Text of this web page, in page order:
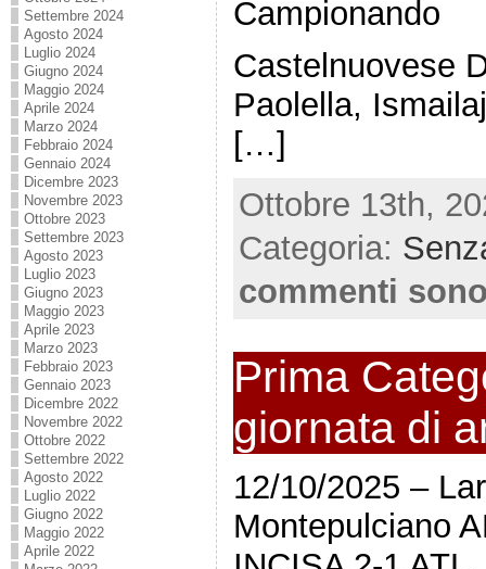
Settembre 2024
Agosto 2024
Luglio 2024
Giugno 2024
Maggio 2024
Aprile 2024
Marzo 2024
Febbraio 2024
Gennaio 2024
Dicembre 2023
Novembre 2023
Ottobre 2023
Settembre 2023
Agosto 2023
Luglio 2023
Giugno 2023
Maggio 2023
Aprile 2023
Marzo 2023
Febbraio 2023
Gennaio 2023
Dicembre 2022
Novembre 2022
Ottobre 2022
Settembre 2022
Agosto 2022
Luglio 2022
Giugno 2022
Maggio 2022
Aprile 2022
Campionando
Castelnuovese
Paolella,
[…]
Ottobre 13th,
Categoria:
commenti
Prima
giornata di
12/10/2025 –
Montepulciano